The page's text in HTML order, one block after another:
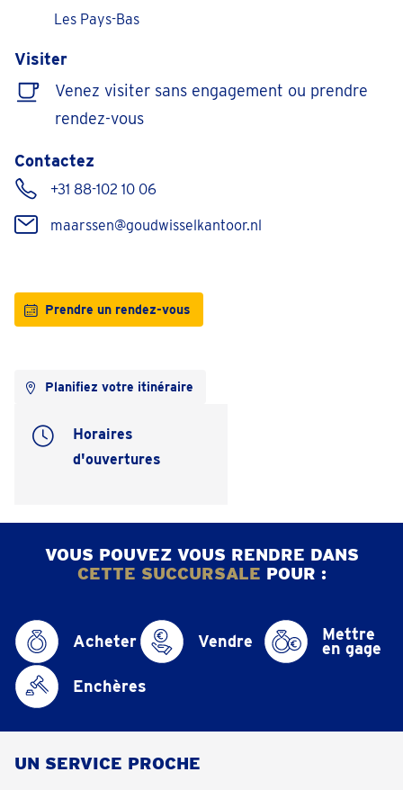
Les Pays-Bas
Visiter
Venez visiter sans engagement ou prendre
rendez-vous
Contactez
+31 88-102 10 06
maarssen@goudwisselkantoor.nl
Prendre un rendez-vous
Planifiez votre itinéraire
Horaires
d'ouvertures
VOUS POUVEZ VOUS RENDRE DANS
CETTE SUCCURSALE POUR :
Acheter Vendre Mettre
en gage
Enchères
UN SERVICE PROCHE